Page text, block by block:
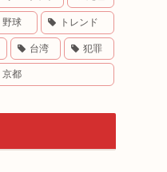
野球 トレンド
台湾 犯罪
京都